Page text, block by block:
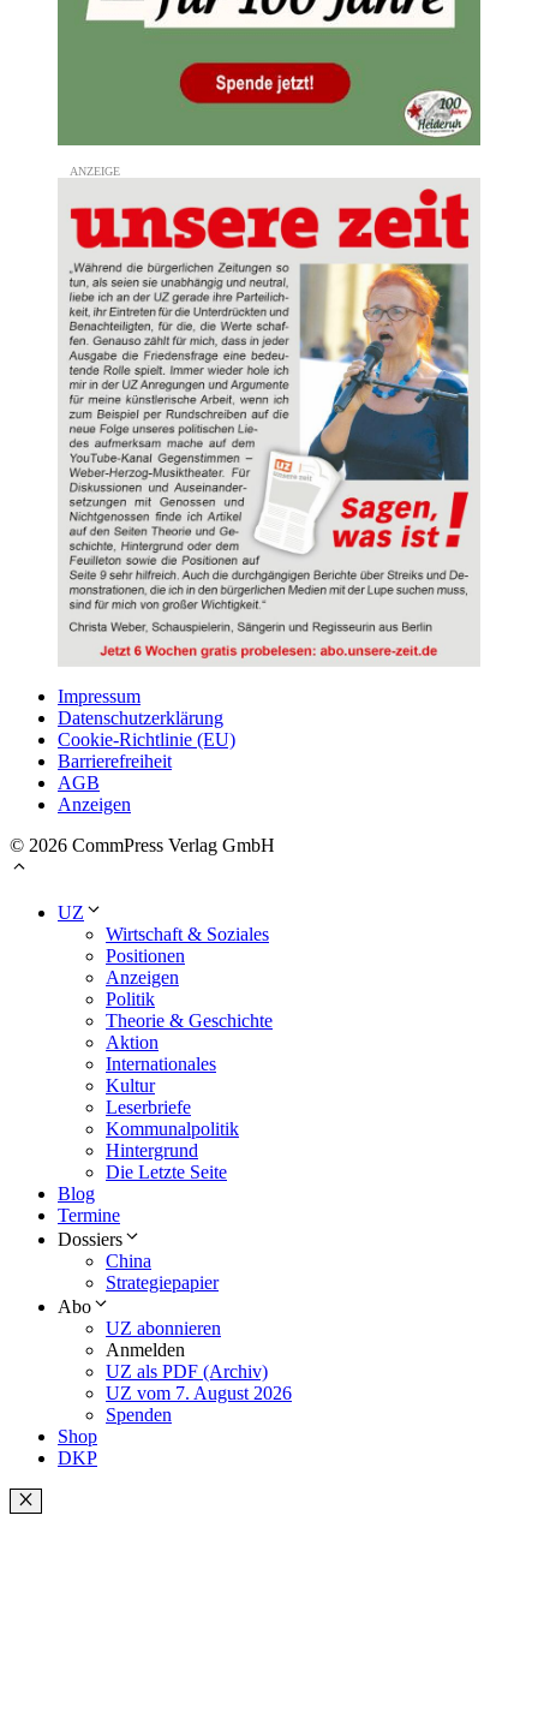
Impressum
Datenschutzerklärung
Cookie-Richtlinie (EU)
Barrierefreiheit
AGB
Anzeigen
© 2026 CommPress Verlag GmbH
UZ
Wirtschaft & Soziales
Positionen
Anzeigen
Politik
Theorie & Geschichte
Aktion
Internationales
Kultur
Leserbriefe
Kommunalpolitik
Hintergrund
Die Letzte Seite
Blog
Termine
Dossiers
China
Strategiepapier
Abo
UZ abonnieren
Anmelden
UZ als PDF (Archiv)
UZ vom 7. August 2026
Spenden
Shop
DKP
Schließen